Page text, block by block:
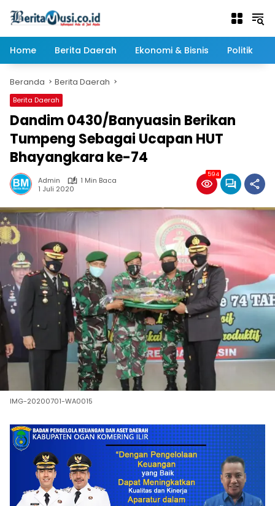
Home
Berita Daerah Ekonomi & Bisnis Politik
Beranda Berita Daerah
Berita Daerah
Dandim 0430/Banyuasin Berikan
Tumpeng Sebagai Ucapan HUT
Bhayangkara ke-74
Admin
1 Min Baca
1 Juli 2020
594
IMG-20200701-WA0015